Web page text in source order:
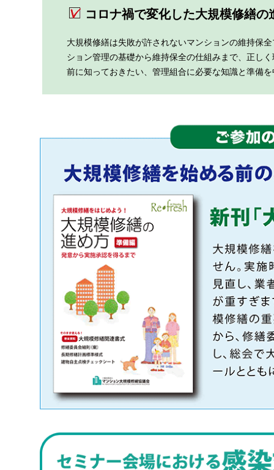
コロナ禍で変化した大規模修繕の
大規模修繕は失敗が許されないマンションの維持保
ション管理の基礎から維持保全の仕組みまで、正し
前に知っておきたい、管理組合に必要な知識と準備